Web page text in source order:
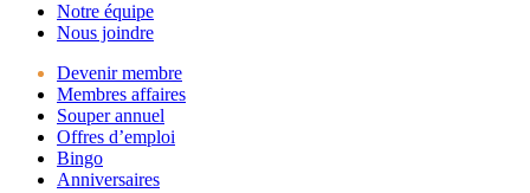
Notre équipe
Nous joindre
Devenir membre
Membres affaires
Souper annuel
Offres d’emploi
Bingo
Anniversaires